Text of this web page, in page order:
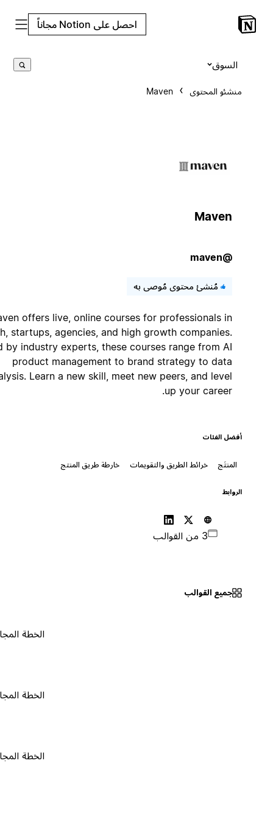
احصل على Notion مجاناً
منشئو المحتوى Maven
Maven
مُنشئ محتوى مُوصى به
Maven offers live, online courses for professionals in
tech, startups, agencies, and high growth companies.
Led by industry experts, these courses range from AI
product management to brand strategy to data
analysis. Learn a new skill, meet new peers, and level
up your career.
أفضل الفئات
خرائط الطريق والتقويمات خارطة طريق المنتج
جميع القوالب
الخطة المجانية ٠
الخطة المجانية ٠
الخطة المجانية ٠